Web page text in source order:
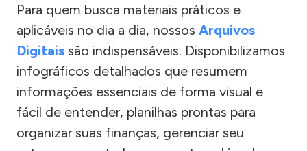
Para quem busca materiais práticos e
aplicáveis no dia a dia, nossos Arquivos
Digitais são indispensáveis. Disponibilizamos
infográficos detalhados que resumem
informações essenciais de forma visual e
fácil de entender, planilhas prontas para
organizar suas finanças, gerenciar seu